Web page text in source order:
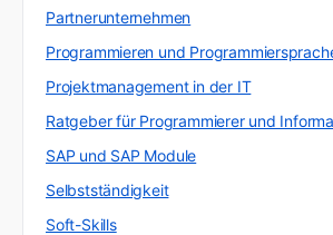
Partnerunternehmen
Programmieren und
Projektmanagement in der IT
Ratgeber für Programmierer und
SAP und SAP Module
Selbstständigkeit
Soft-Skills